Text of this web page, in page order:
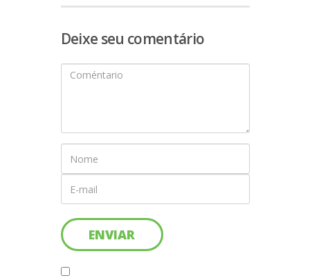
Deixe seu comentário